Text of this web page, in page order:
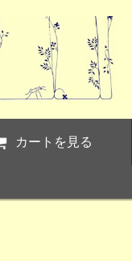
カートを見る